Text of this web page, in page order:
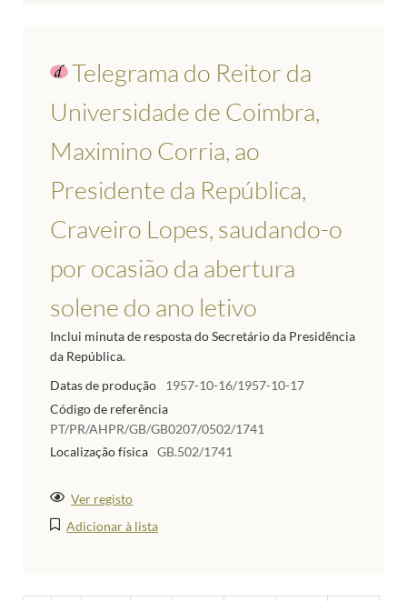
Telegrama do Reitor da
Universidade de Coimbra,
Maximino Corria, ao
Presidente da República,
Craveiro Lopes, saudando-o
por ocasião da abertura
solene do ano letivo
Inclui minuta de resposta do Secretário da Presidência
da República.
Datas de produção
1957-10-16/1957-10-17
Código de referência
PT/PR/AHPR/GB/GB0207/0502/1741
Localização física GB.502/1741
Ver registo
Adicionar à lista